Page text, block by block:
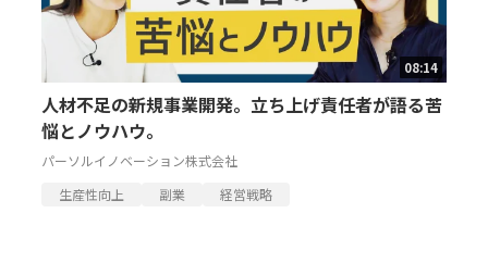
08:14
人材不足の新規事業開発。立ち上げ責任者が語る苦
悩とノウハウ。
パーソルイノベーション株式会社
生産性向上
副業 経営戦略